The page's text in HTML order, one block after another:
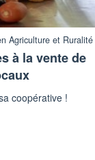
Agriculture et Ruralité
à la vente de
coopérative !